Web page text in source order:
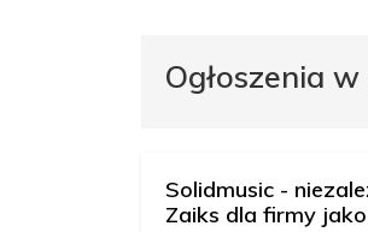
Ogłoszenia
Solidmusic -
Zaiks dla firmy jako